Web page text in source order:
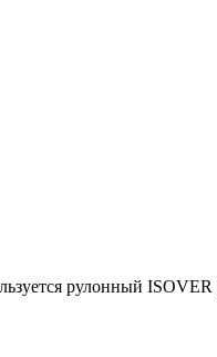
рулонный